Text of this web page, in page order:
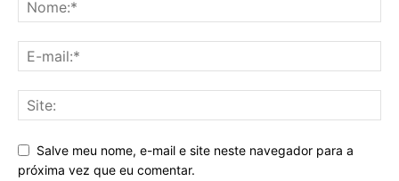
Salve meu nome, e-mail e site neste navegador para a
próxima vez que eu comentar.